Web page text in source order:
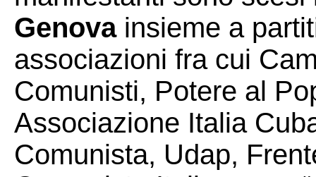
Genovainsieme a
associazioni fra cui
Comunisti, Potere al
Associazione Italia
Comunista, Udap,